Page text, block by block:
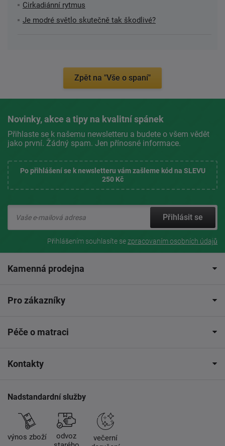
Cirkadiánní rytmus
Je modré světlo skutečně tak škodlivé?
Zpět na "Vše o spaní"
Novinky, akce a tipy na kvalitní spánek
Přihlaste se k našemu newsletteru a budete o všem vědět
jako první. Žádný spam. Jen přínosné informace.
Po přihlášení se k newsletteru vám zašleme kód na SLEVU
250 Kč
Přihlásit se
Přihlášením souhlasíte sezpracovaním osobních údajů
Kamenná prodejna
Pro zákazníky
Péče o matraci
Kontakty
Nadstandardní služby
výnos zboží
odvoz
večerní